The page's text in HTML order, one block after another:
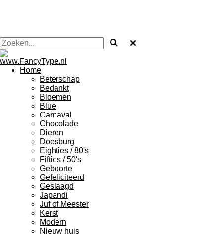
Home
Beterschap
Bedankt
Bloemen
Blue
Carnaval
Chocolade
Dieren
Doesburg
Eighties / 80's
Fifties / 50's
Geboorte
Gefeliciteerd
Geslaagd
Japandi
Juf of Meester
Kerst
Modern
Nieuw huis